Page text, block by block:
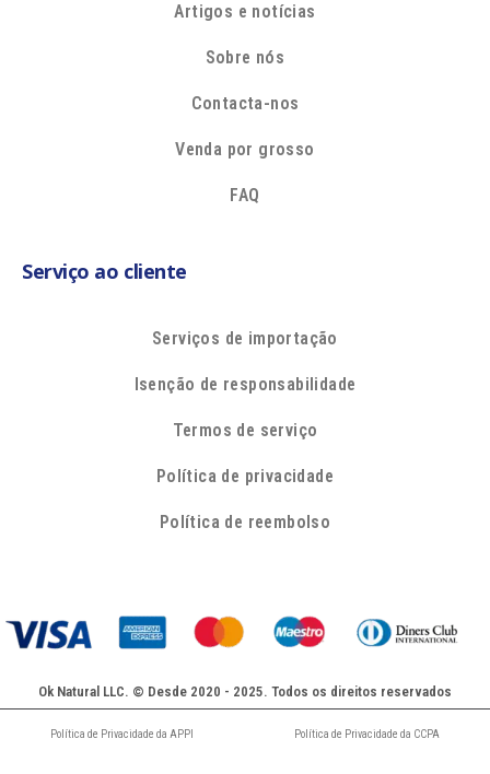
Artigos e notícias
Sobre nós
Contacta-nos
Venda por grosso
FAQ
Serviço ao cliente
Serviços de importação
Isenção de responsabilidade
Termos de serviço
Política de privacidade
Política de reembolso
Ok Natural LLC. © Desde 2020 - 2025. Todos os direitos reservados
Política de Privacidade da APPI Política de Privacidade da CCPA